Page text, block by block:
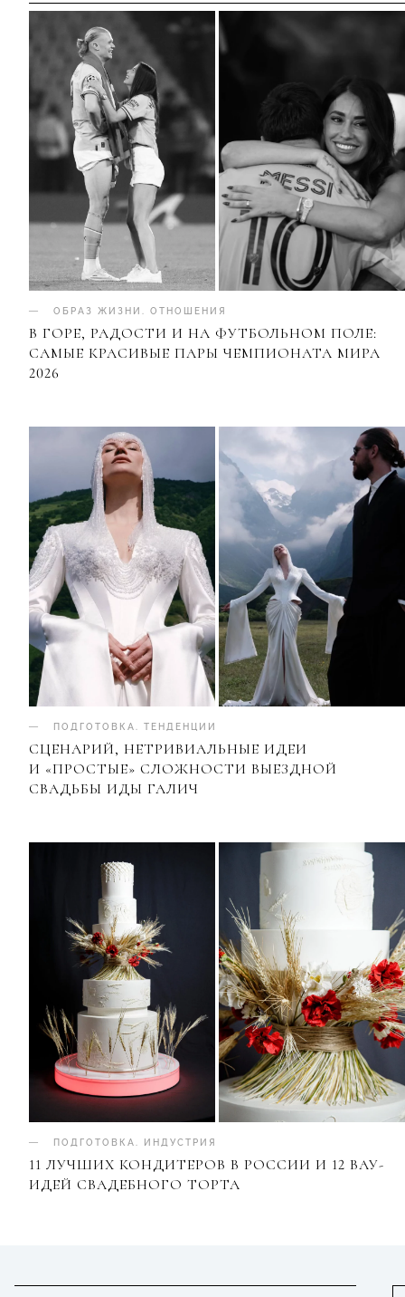
ОБРАЗ ЖИЗНИ ОТНОШЕНИЯ
В ГОРЕ, РАДОСТИ И НА ФУТБОЛЬНОМ ПОЛЕ:
САМЫЕ КРАСИВЫЕ ПАРЫ ЧЕМПИОНАТА МИРА
2026
ПОДГОТОВКА ТЕНДЕНЦИИ
СЦЕНАРИЙ, НЕТРИВИАЛЬНЫЕ ИДЕИ
И «ПРОСТЫЕ» СЛОЖНОСТИ ВЫЕЗДНОЙ
СВАДЬБЫ ИДЫ ГАЛИЧ
ПОДГОТОВКА ИНДУСТРИЯ
11 ЛУЧШИХ КОНДИТЕРОВ В РОССИИ И 12 ВАУ-
ИДЕЙ СВАДЕБНОГО ТОРТА